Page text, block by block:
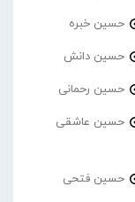
حسین خبره
حسین دانش
حسین رحمانی
حسین عاشقی
حسین فتحی